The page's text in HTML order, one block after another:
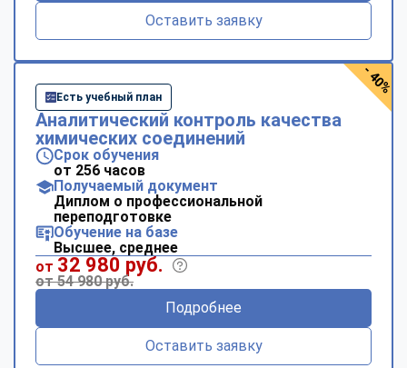
Оставить заявку
Есть учебный план
Аналитический контроль качества
химических соединений
Срок обучения
от 256 часов
Получаемый документ
Диплом о профессиональной
переподготовке
Обучение на базе
Высшее, среднее
от 32 980 руб.
от 54 980 руб.
Подробнее
Оставить заявку
- 40%